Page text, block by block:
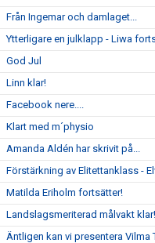
Från Ingemar och damlaget...
Ytterligare en julklapp - Liwa
God Jul
Linn klar!
Facebook nere....
Klart med m´physio
Amanda Aldén har skrivit på...
Förstärkning av Elitettanklass -
Matilda Eriholm fortsätter!
Landslagsmeriterad målvakt
Äntligen kan vi presentera Vilma